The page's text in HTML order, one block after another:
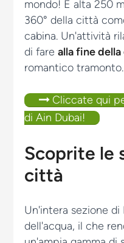
mondo! È alta 250
360° della città
cabina. Un'attività
di farealla fine
romantico tramonto.
Cliccate qui
di Ain Dubai!
Scoprite le
città
Un'intera sezione di
dell'acqua, il che